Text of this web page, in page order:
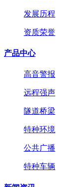
发展历程
资质荣誉
产品中心
高音警报
远程强声
隧道桥梁
特种环境
公共广播
特种车辆